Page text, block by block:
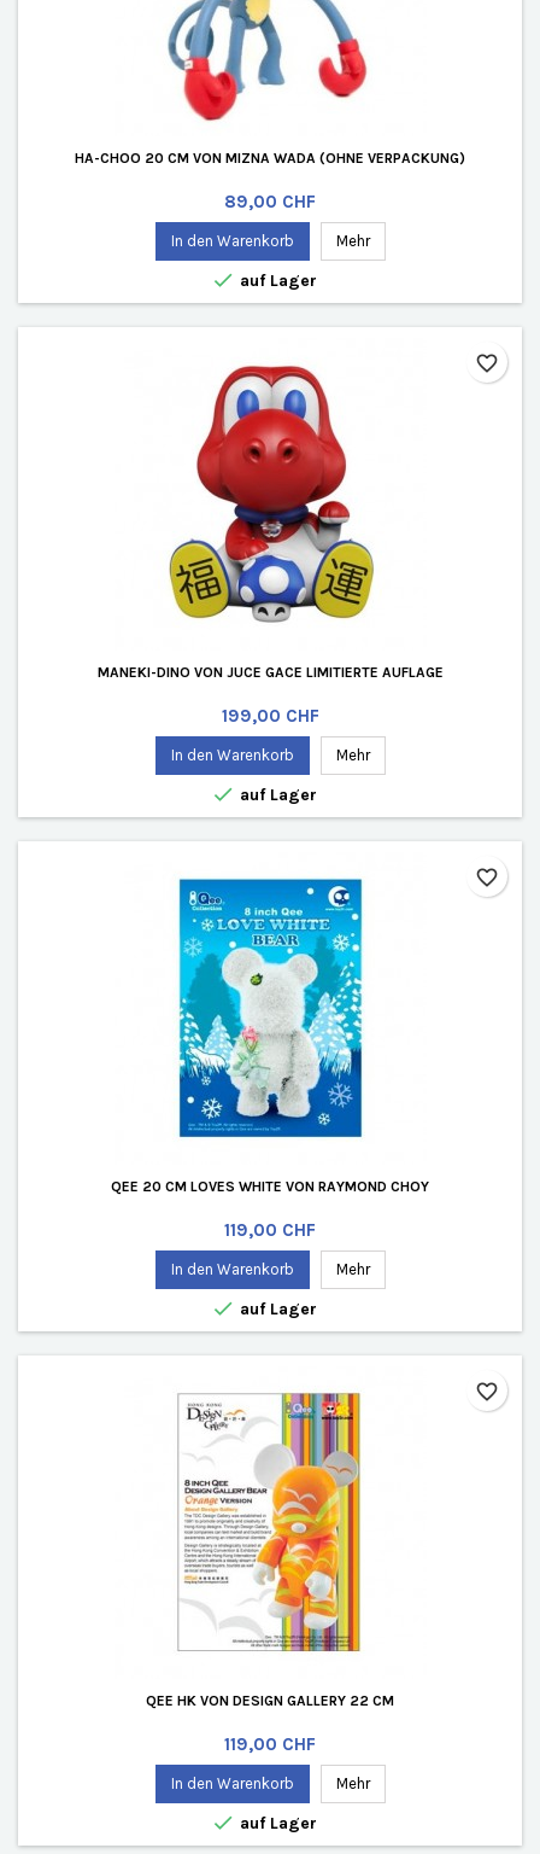
HA-CHOO 20 CM VON MIZNA WADA (OHNE VERPACKUNG)
Preis
89,00 CHF
In den Warenkorb Mehr
 auf Lager
MANEKI-DINO VON JUCE GACE LIMITIERTE AUFLAGE
Preis
199,00 CHF
In den Warenkorb Mehr
 auf Lager
favorite_border
QEE 20 CM LOVES WHITE VON RAYMOND CHOY
Preis
119,00 CHF
In den Warenkorb Mehr
 auf Lager
favorite_border
QEE HK VON DESIGN GALLERY 22 CM
Preis
119,00 CHF
In den Warenkorb Mehr
 auf Lager
favorite_border